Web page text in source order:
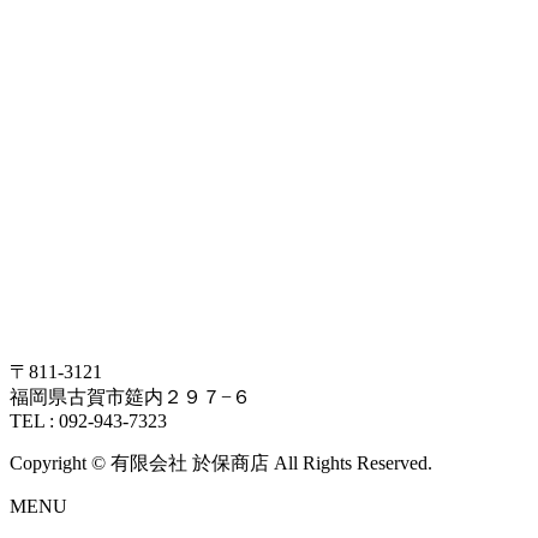
〒811-3121
福岡県古賀市筵内２９７−６
TEL : 092-943-7323
Copyright © 有限会社 於保商店 All Rights Reserved.
MENU